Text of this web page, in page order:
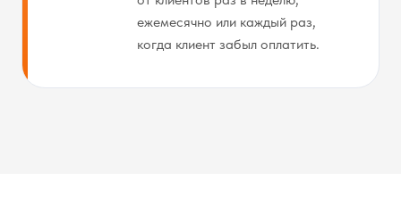
ежемесячно или каждый раз,
когда клиент забыл оплатить.